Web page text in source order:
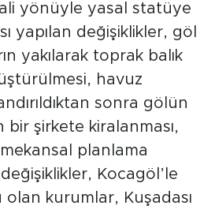
yönüyle yasal statüye
yapılan değişiklikler, göl
yakılarak toprak balık
havuz
sonra gölün
bir şirkete kiralanması,
planlama
Kocagöl’le
kurumlar, Kuşadası